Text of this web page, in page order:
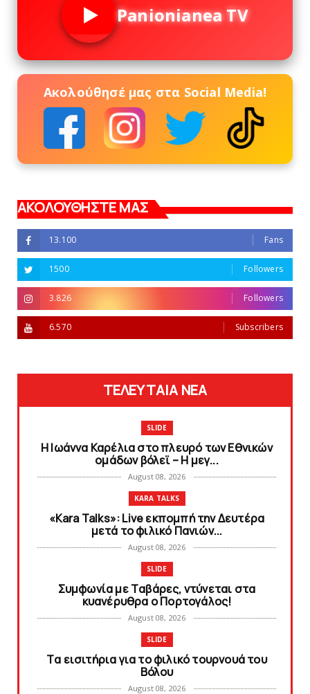
Panionianea TV
Ακολούθησέ μας στα Social Media!
ΑΚΟΛΟΥΘΗΣΤΕ ΜΑΣ
13.100 Fans
1500 Followers
3.826 Followers
6.570 Subscribers
ΤΕΛΕΥΤΑΙΑ ΝΕΑ
SLIDE
Η Ιωάννα Καρέλια στο πλευρό των Εθνικών
ομάδων βόλεϊ – H μεγ...
August 08, 2026
KARA TALKS
«Kara Talks»: Live εκπομπή την Δευτέρα
μετά το φιλικό Πανιών...
August 08, 2026
SLIDE
Συμφωνία με Tαβάρες, ντύνεται στα
κυανέρυθρα ο Πορτογάλος!
August 08, 2026
SLIDE
Tα εισιτήρια για το φιλικό τουρνουά του
Bόλου
August 08, 2026